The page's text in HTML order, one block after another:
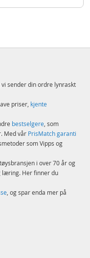
sender din ordre lynraskt
priser, kjente
bestselgere, som
Med vår PrisMatch garanti
som Vipps og
i over 70 år og
læring. Her finner du
, og spar enda mer på